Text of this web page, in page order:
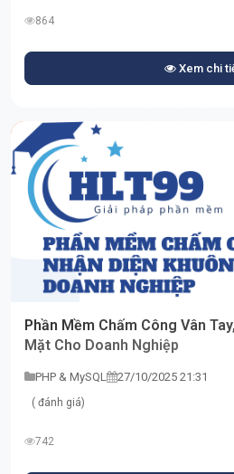
864
Xem chi
Phần Mềm Chấm Công Vân
Mặt Cho Doanh Nghiệp
PHP & MySQL 27/10/2025 21:31
( đánh giá)
742